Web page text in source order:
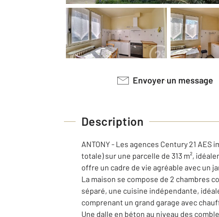
Envoyer un message
Description
ANTONY - Les agences Century 21
totale) sur une parcelle de 313 m²,
offre un cadre de vie agréable avec un
La maison se compose de 2 chambres
séparé, une cuisine indépendante,
comprenant un grand garage avec
Une dalle en béton au niveau des